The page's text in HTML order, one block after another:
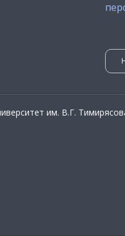
им. В.Г.